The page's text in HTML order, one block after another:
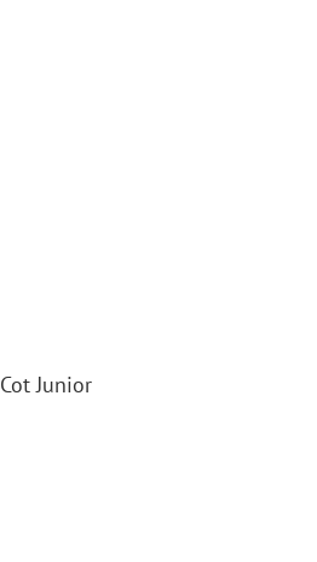
Cot Junior